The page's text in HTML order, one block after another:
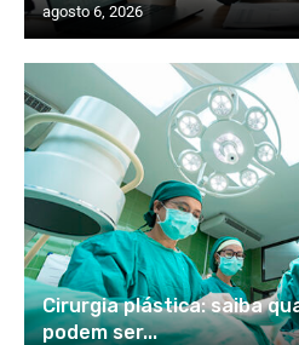
agosto 6, 2026
Cirurgia plástica: saiba
podem ser...